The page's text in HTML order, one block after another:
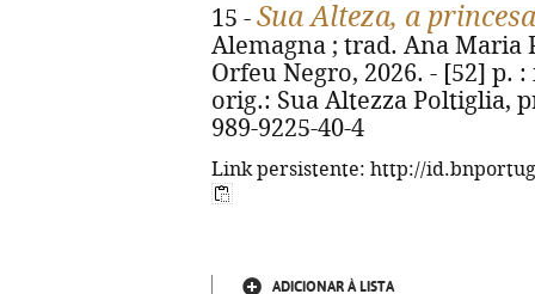
15 - Sua Alteza, a
Alemagna ; trad. Ana Maria
Orfeu Negro, 2026. - [52] p.
orig.: Sua Altezza Poltiglia,
989-9225-40-4
Link persistente: http://
ADICIONAR À LISTA